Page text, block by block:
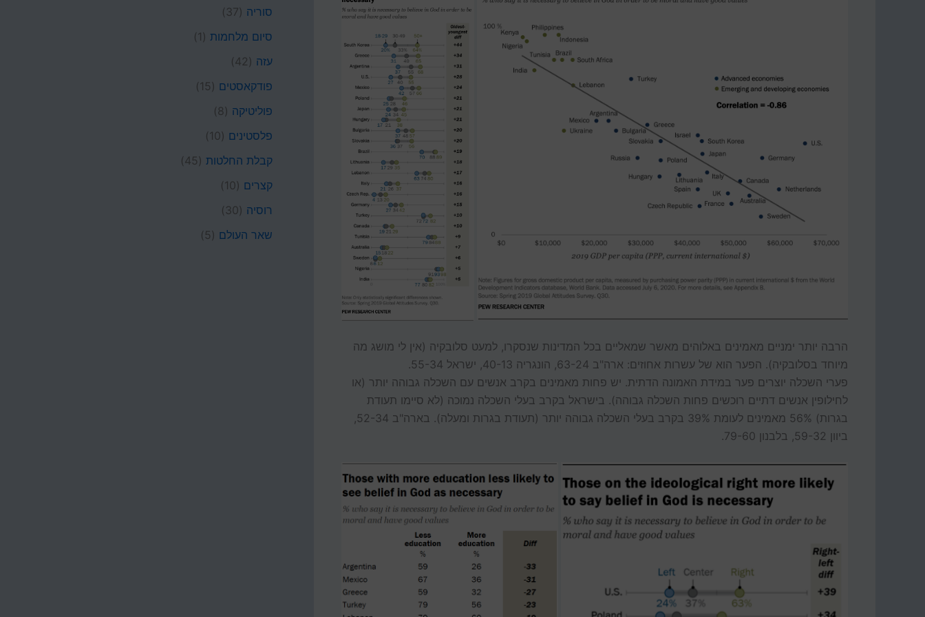
הרבה יותר ימניים מאמינים באלוהים מאשר שמאליים בכל המדינות שנסקרו, למעט סלובקיה (אין לי מושג מה
מיוחד בסלובקיה). הפער הוא של עשרות אחוזים: ארה"ב 63-24, הונגריה 40-13, ישראל 55-34.
פערי השכלה יוצרים פער במידת האמונה הדתית. יש פחות מאמינים בקרב אנשים עם השכלה גבוהה יותר (או
לחילופין אנשים דתיים רוכשים פחות השכלה גבוהה). בישראל בקרב בעלי השכלה נמוכה (לא סיימו תעודת
ביוון 59-32, בלבנון 79-60.
סוריה (37)
סיום מלחמות (1)
עזה (42)
פודקאסטים (15)
פוליטיקה (8)
פלסטינים (10)
קבלת החלטות (45)
קצרים (10)
רוסיה (30)
שאר העולם (5)